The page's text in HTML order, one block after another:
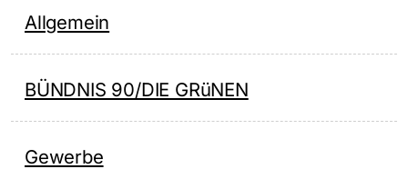
Allgemein
BÜNDNIS 90/DIE GRüNEN
Gewerbe